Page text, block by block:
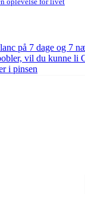
på 7 dage og 7
vil du kunne li
i pinsen
og få tjekket dine
at løbe – Sådan